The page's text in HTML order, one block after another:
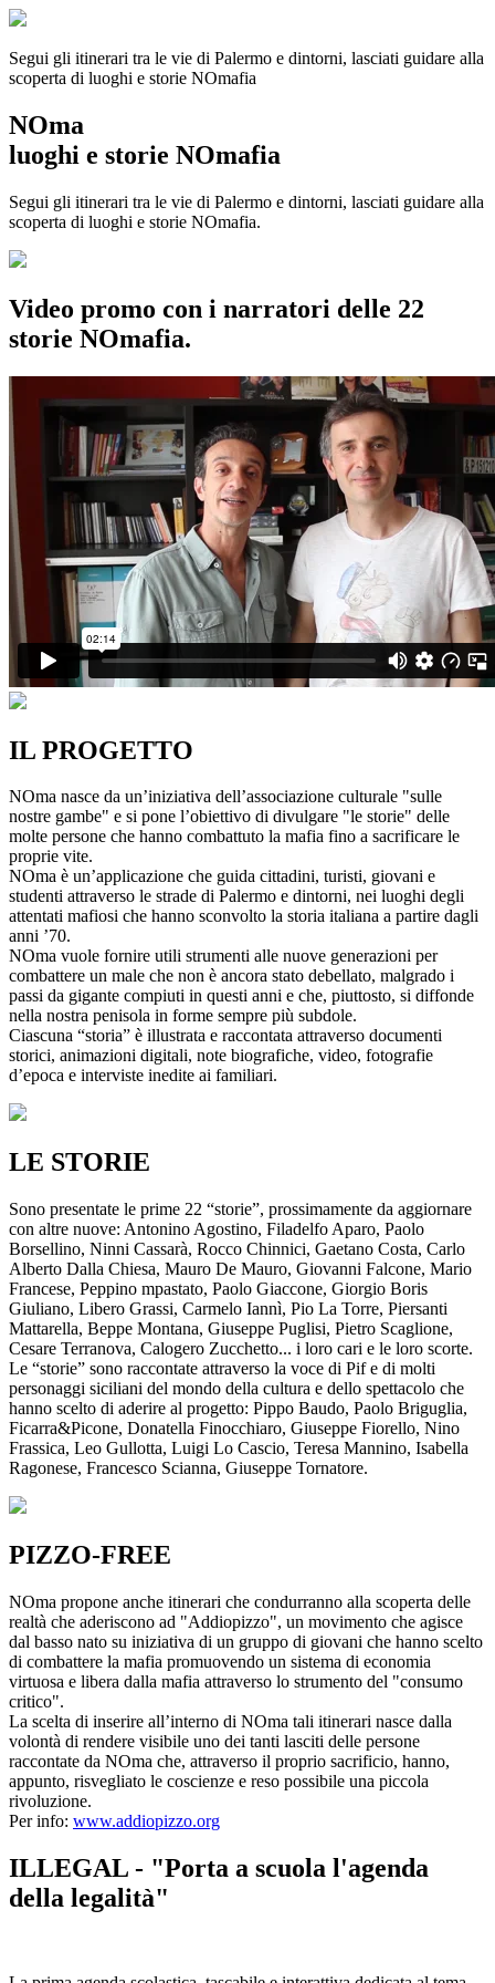
Segui gli itinerari tra le vie di Palermo e dintorni, lasciati guidare alla
scoperta di luoghi e storie NOmafia
NOma
luoghi e storie NOmafia
Segui gli itinerari tra le vie di Palermo e dintorni, lasciati guidare alla
scoperta di luoghi e storie NOmafia.
Video promo con i narratori delle 22
storie NOmafia.
IL PROGETTO
NOma nasce da un’iniziativa dell’associazione culturale "sulle
nostre gambe" e si pone l’obiettivo di divulgare "le storie" delle
molte persone che hanno combattuto la mafia fino a sacrificare le
proprie vite.
NOma è un’applicazione che guida cittadini, turisti, giovani e
studenti attraverso le strade di Palermo e dintorni, nei luoghi degli
attentati mafiosi che hanno sconvolto la storia italiana a partire dagli
anni ’70.
NOma vuole fornire utili strumenti alle nuove generazioni per
combattere un male che non è ancora stato debellato, malgrado i
passi da gigante compiuti in questi anni e che, piuttosto, si diffonde
nella nostra penisola in forme sempre più subdole.
Ciascuna “storia” è illustrata e raccontata attraverso documenti
storici, animazioni digitali, note biografiche, video, fotografie
d’epoca e interviste inedite ai familiari.
LE STORIE
Sono presentate le prime 22 “storie”, prossimamente da aggiornare
con altre nuove: Antonino Agostino, Filadelfo Aparo, Paolo
Borsellino, Ninni Cassarà, Rocco Chinnici, Gaetano Costa, Carlo
Alberto Dalla Chiesa, Mauro De Mauro, Giovanni Falcone, Mario
Francese, Peppino mpastato, Paolo Giaccone, Giorgio Boris
Giuliano, Libero Grassi, Carmelo Iannì, Pio La Torre, Piersanti
Mattarella, Beppe Montana, Giuseppe Puglisi, Pietro Scaglione,
Cesare Terranova, Calogero Zucchetto... i loro cari e le loro scorte.
Le “storie” sono raccontate attraverso la voce di Pif e di molti
personaggi siciliani del mondo della cultura e dello spettacolo che
hanno scelto di aderire al progetto: Pippo Baudo, Paolo Briguglia,
Ficarra&Picone, Donatella Finocchiaro, Giuseppe Fiorello, Nino
Frassica, Leo Gullotta, Luigi Lo Cascio, Teresa Mannino, Isabella
Ragonese, Francesco Scianna, Giuseppe Tornatore.
PIZZO-FREE
NOma propone anche itinerari che condurranno alla scoperta delle
realtà che aderiscono ad "Addiopizzo", un movimento che agisce
dal basso nato su iniziativa di un gruppo di giovani che hanno scelto
di combattere la mafia promuovendo un sistema di economia
virtuosa e libera dalla mafia attraverso lo strumento del "consumo
critico".
La scelta di inserire all’interno di NOma tali itinerari nasce dalla
volontà di rendere visibile uno dei tanti lasciti delle persone
raccontate da NOma che, attraverso il proprio sacrificio, hanno,
appunto, risvegliato le coscienze e reso possibile una piccola
rivoluzione.
Per info: www.addiopizzo.org
ILLEGAL - "Porta a scuola l'agenda
della legalità"